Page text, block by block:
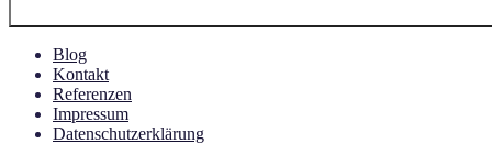
Blog
Kontakt
Referenzen
Impressum
Datenschutzerklärung